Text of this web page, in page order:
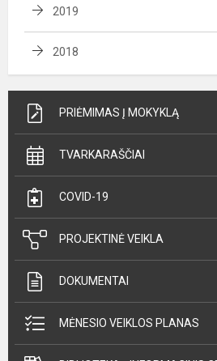
2019
2018
PRIĖMIMAS Į MOKYKLĄ
TVARKARAŠČIAI
COVID-19
PROJEKTINĖ VEIKLA
DOKUMENTAI
MĖNESIO VEIKLOS PLANAS